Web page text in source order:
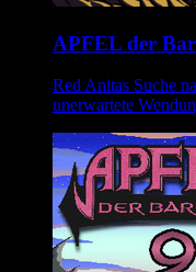
APFEL der
Red Anitas Suche
unerwartete